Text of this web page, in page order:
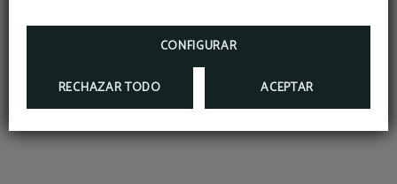
CONFIGURAR
RECHAZAR TODO ACEPTAR